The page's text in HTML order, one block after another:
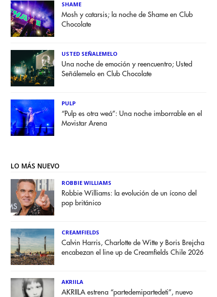
SHAME
Mosh y catarsis; la noche de Shame en Club
Chocolate
USTED SEÑALEMELO
Una noche de emoción y reencuentro; Usted
Señálemelo en Club Chocolate
PULP
“Pulp es otra weá”: Una noche imborrable en el
Movistar Arena
LO MÁS NUEVO
ROBBIE WILLIAMS
Robbie Williams: la evolución de un ícono del
pop británico
CREAMFIELDS
Calvin Harris, Charlotte de Witte y Boris Brejcha
encabezan el line up de Creamfields Chile 2026
AKRIILA
AKRIILA estrena “partedemipartedeti”, nuevo